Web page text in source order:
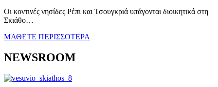
Οι κοντινές νησίδες Ρέπι και Τσουγκριά υπάγονται διοικητικά στη
Σκιάθο…
ΜΑΘΕΤΕ ΠΕΡΙΣΣΟΤΕΡΑ
NEWSROOM